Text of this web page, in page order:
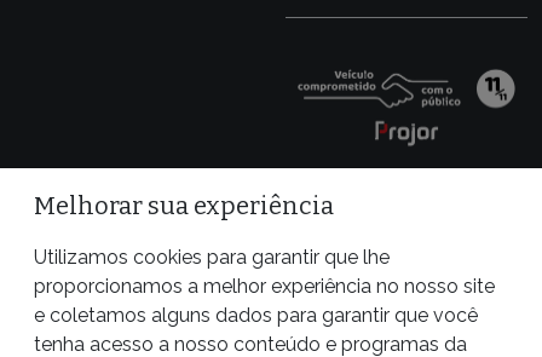
Melhorar sua experiência
Utilizamos cookies para garantir que lhe
proporcionamos a melhor experiência no nosso site
e coletamos alguns dados para garantir que você
tenha acesso a nosso conteúdo e programas da